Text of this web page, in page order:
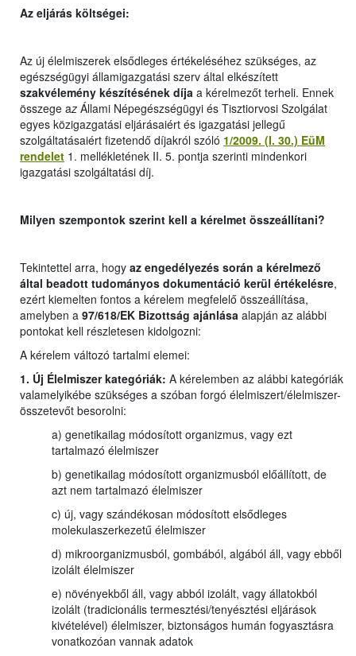
Az eljárás költségei:
Az új élelmiszerek elsődleges értékeléséhez szükséges, az
egészségügyi államigazgatási szerv által elkészített
szakvélemény készítésének díja a kérelmezőt terheli. Ennek
összege az Állami Népegészségügyi és Tisztiorvosi Szolgálat
egyes közigazgatási eljárásaiért és igazgatási jellegű
szolgáltatásaiért fizetendő díjakról szóló 1/2009. (I. 30.) EüM
rendelet 1. mellékletének II. 5. pontja szerinti mindenkori
igazgatási szolgáltatási díj.
Milyen szempontok szerint kell a kérelmet összeállítani?
Tekintettel arra, hogy az engedélyezés során a kérelmező
által beadott tudományos dokumentáció kerül értékelésre,
ezért kiemelten fontos a kérelem megfelelő összeállítása,
amelyben a 97/618/EK Bizottság ajánlása alapján az alábbi
pontokat kell részletesen kidolgozni:
A kérelem változó tartalmi elemei:
1. Új Élelmiszer kategóriák: A kérelemben az alábbi kategóriák
valamelyikébe szükséges a szóban forgó élelmiszert/élelmiszer-
összetevőt besorolni:
a) genetikailag módosított organizmus, vagy ezt
tartalmazó élelmiszer
b) genetikailag módosított organizmusból előállított, de
azt nem tartalmazó élelmiszer
c) új, vagy szándékosan módosított elsődleges
molekulaszerkezetű élelmiszer
d) mikroorganizmusból, gombából, algából áll, vagy ebből
izolált élelmiszer
e) növényekből áll, vagy abból izolált, vagy állatokból
izolált (tradicionális termesztési/tenyésztési eljárások
kivételével) élelmiszer, biztonságos humán fogyasztásra
vonatkozóan vannak adatok